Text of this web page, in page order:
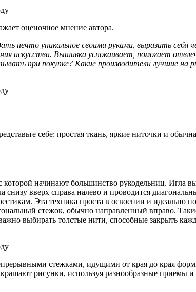
оценочное мнение автора.
нечто уникальное своими руками, выразить себя
искусства. Вышивка успокаивает, помогает
при покупке? Какие производители лучшие
себе: простая ткань, яркие ниточки и
начинают большинство рукодельниц. Игла
снизу вверх справа налево и проводится
Эта техника проста в освоении и идеально
стежок, обычно направленный вправо.
выбирать толстые нити, способные закрыть
стежками, идущими от края до края
рисунки, используя разнообразные приемы